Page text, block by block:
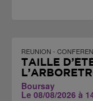
REUNION -
TAILLE
Boursay
Le 08/08/2026 à